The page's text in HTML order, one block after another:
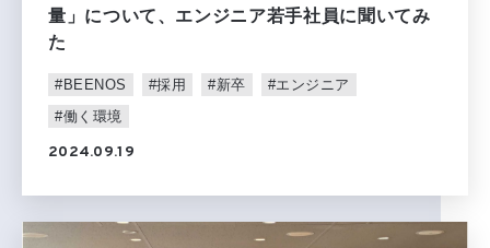
量」について、エンジニア若手社員に聞いてみ
た
#BEENOS #採用 #新卒
#エンジニア
#働く環境
2024.09.19